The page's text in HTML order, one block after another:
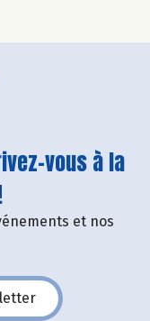
vous à la
et nos